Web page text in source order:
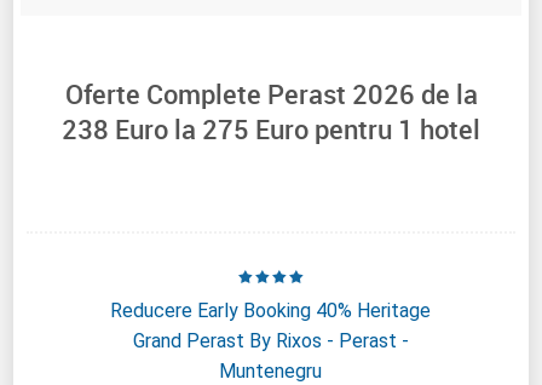
Oferte Complete Perast 2026 de la
238 Euro la 275 Euro pentru 1 hotel
Reducere Early Booking 40% Heritage
Grand Perast By Rixos - Perast -
Muntenegru